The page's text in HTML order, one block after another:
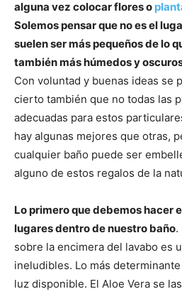
alguna vez colocar flores o
Solemos pensar que no es el
suelen ser más pequeños de lo
también más húmedos y
Con voluntad y buenas ideas se
cierto también que no todas las
adecuadas para estos
hay algunas mejores que otras,
cualquier baño puede ser
alguno de estos regalos de la
Lo primero que debemos hacer
lugares dentro de nuestro baño.
sobre la encimera del lavabo es
ineludibles. Lo más
luz disponible. El Aloe Vera se